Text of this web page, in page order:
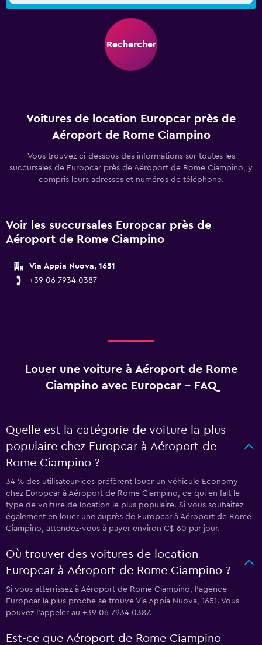
Rechercher
Voitures de location Europcar près de
Aéroport de Rome Ciampino
Vous trouvez ci-dessous des informations sur toutes les
succursales de Europcar près de Aéroport de Rome Ciampino, y
compris leurs adresses et numéros de téléphone.
Voir les succursales Europcar près de
Aéroport de Rome Ciampino
Via Appia Nuova, 1651
+39 06 7934 0387
Louer une voiture à Aéroport de Rome
Ciampino avec Europcar - FAQ
Quelle est la catégorie de voiture la plus
populaire chez Europcar à Aéroport de
Rome Ciampino ?
34 % des utilisateur·ices préfèrent louer un véhicule Economy
chez Europcar à Aéroport de Rome Ciampino, ce qui en fait le
type de voiture de location le plus populaire. Si vous souhaitez
également en louer une auprès de Europcar à Aéroport de Rome
Ciampino, attendez-vous à payer environ C$ 60 par jour.
Où trouver des voitures de location
Europcar à Aéroport de Rome Ciampino ?
Si vous atterrissez à Aéroport de Rome Ciampino, l’agence
Europcar la plus proche se trouve Via Appia Nuova, 1651. Vous
pouvez l’appeler au +39 06 7934 0387.
Est-ce que Aéroport de Rome Ciampino